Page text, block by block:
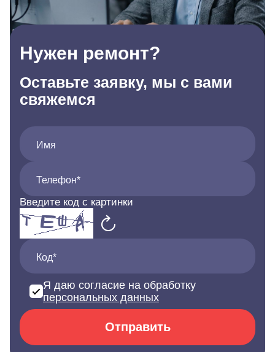
Нужен ремонт?
Оставьте заявку, мы с вами
свяжемся
Имя
Телефон*
Введите код с картинки
Код*
Я даю согласие на обработку
персональных данных
Отправить